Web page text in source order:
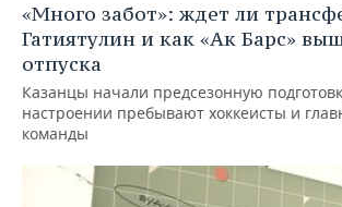
«Много забот»: ждет ли
Гатиятулин и как «Ак Барс»
отпуска
Казанцы начали предсезонную
настроении пребывают хоккеисты и
команды